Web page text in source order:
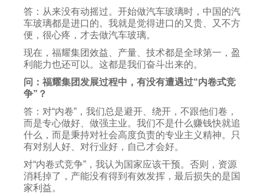
答：从来没有动摇过。开始做汽车玻璃时，中国的汽
车玻璃都是进口的。我就是觉得进口的又贵、又不方
便，很心疼，才去做汽车玻璃。
现在，福耀集团效益、产量、技术都是全球第一，盈
利能力也还可以。这都是我们奋斗出来的。
问：福耀集团发展过程中，有没有遭遇过“内卷式竞
争”？
答：对“内卷”，我们总是避开、绕开，不跟他们卷，
而是专心做好、做强主业。我们不是什么赚钱快就追
什么，而是秉持对社会高度负责的专业主义精神。只
有对别人好、对行业好，自己才会好。
对“内卷式竞争”，我认为国家应该干预。否则，资源
消耗掉了，产能没有得到有效发挥，最后损失的是国
家利益。